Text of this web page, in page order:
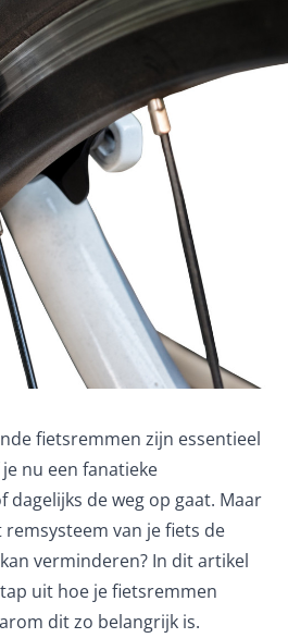
fietsremmen zijn essentieel
nu een fanatieke
de weg op gaat. Maar
van je fiets de
verminderen? In dit artikel
uit hoe je fietsremmen
dit zo belangrijk is.